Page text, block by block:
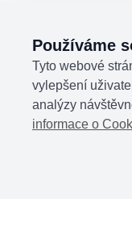
Používáme
Tyto webové
vylepšení
analýzy
informace o